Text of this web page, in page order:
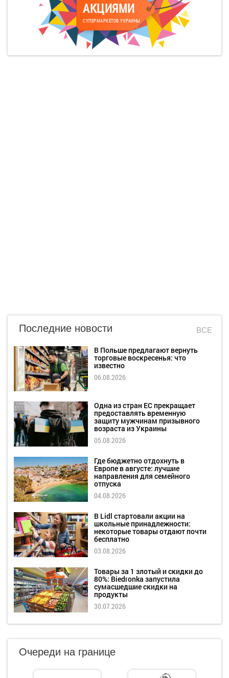
АКЦИЯМИ
СУПЕРМАРКЕТОВ УКРАИНЫ
Последние новости ВСЕ
В Польше предлагают вернуть
торговые воскресенья: что
известно
06.08.2026
Одна из стран ЕС прекращает
предоставлять временную
защиту мужчинам призывного
возраста из Украины
05.08.2026
Где бюджетно отдохнуть в
Европе в августе: лучшие
направления для семейного
отпуска
04.08.2026
В Lidl стартовали акции на
школьные принадлежности:
некоторые товары отдают почти
бесплатно
03.08.2026
Товары за 1 злотый и скидки до
80%: Biedronka запустила
сумасшедшие скидки на
продукты
30.07.2026
Очереди на границе